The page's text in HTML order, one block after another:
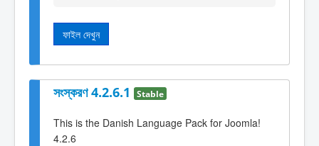
ফাইল দেখুন
সংস্করণ 4.2.6.1 Stable
This is the Danish Language Pack for Joomla!
4.2.6